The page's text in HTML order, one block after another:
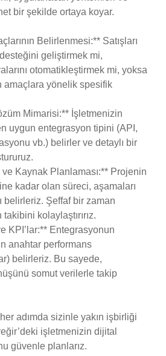
bir şekilde ortaya koyar.
Belirlenmesi:** Satışları
geliştirmek mi,
otomatikleştirmek mi, yoksa
amaçlara yönelik spesifik
Mimarisi:** İşletmenizin
uygun entegrasyon tipini (API,
vb.) belirler ve detaylı bir
Kaynak Planlaması:** Projenin
kadar olan süreci, aşamaları
belirleriz. Şeffaf bir zaman
kolaylaştırırız.
KPI’lar:** Entegrasyonun
anahtar performans
belirleriz. Bu sayede,
somut verilerle takip
adımda sizinle yakın işbirliği
işletmenizin dijital
güvenle planlarız.